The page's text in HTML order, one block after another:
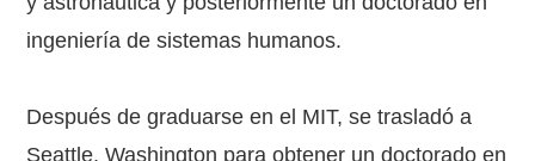
ingeniería de sistemas humanos.
Después de graduarse en el MIT, se trasladó a
Seattle, Washington para obtener un doctorado en